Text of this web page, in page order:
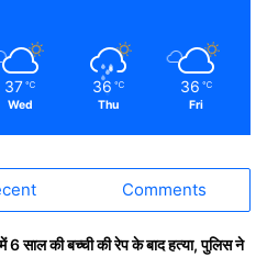
37 ℃
Wed
36 ℃
Thu
36 ℃
Fri
Comments
साल की बच्ची की रेप के बाद हत्या, पुलिस ने